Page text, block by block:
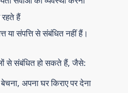
हैं
या संपत्ति से संबंधित नहीं हैं।
से संबंधित हो सकते हैं, जैसे:
अपना घर किराए पर देना